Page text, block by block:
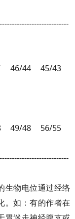
44 45/43
48 56/55
物电位通过经络
。如：有的作者在